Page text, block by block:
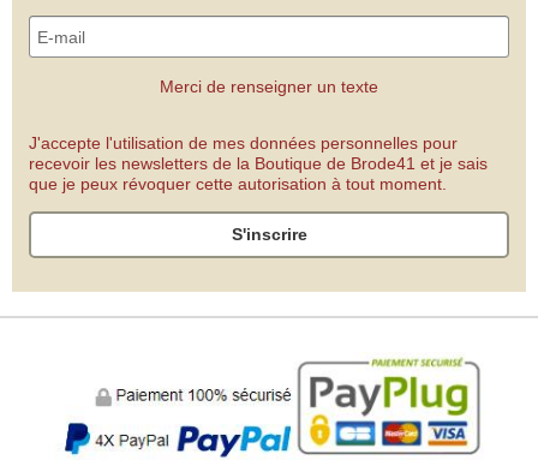
Merci de renseigner un texte
J'accepte l'utilisation de mes données personnelles pour
recevoir les newsletters de la Boutique de Brode41 et je sais
que je peux révoquer cette autorisation à tout moment.
S'inscrire